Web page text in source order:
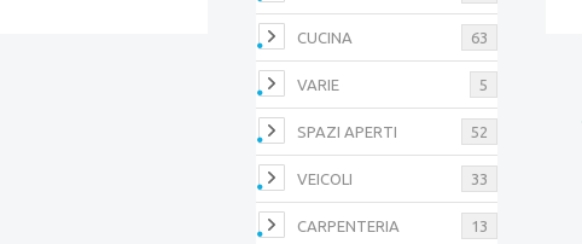
CUCINA 63
VARIE 5
SPAZI APERTI 52
VEICOLI 33
CARPENTERIA 13